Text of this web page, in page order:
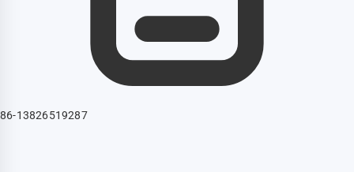
86-13826519287‬